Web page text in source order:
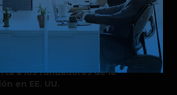
permitirá iniciar sesión con
de tu rostro
a los fundadores de la
en EE. UU.